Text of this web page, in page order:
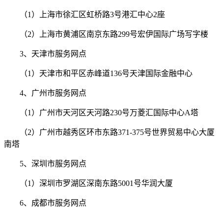
（1）上海市徐汇区虹桥路3号港汇中心2座
（2）上海市黄浦区南京东路299号宏伊国际广场写字楼
3、天津市服务网点
（1）天津市和平区赤峰道136号天津国际金融中心
4、广州市服务网点
（1）广州市天河区天河路230号万菱汇国际中心A塔
（2）广州市越秀区环市东路371-375号世界贸易中心大厦
南塔
5、深圳市服务网点
（1）深圳市罗湖区深南东路5001号华润大厦
6、成都市服务网点